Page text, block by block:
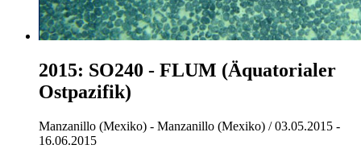
2015: SO240 - FLUM (Äquatorialer
Ostpazifik)
Manzanillo (Mexiko) - Manzanillo (Mexiko) / 03.05.2015 -
16.06.2015